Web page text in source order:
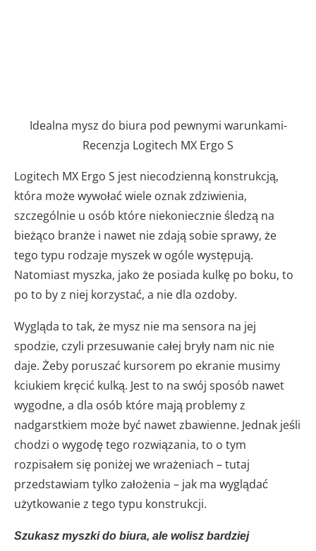
Idealna mysz do biura pod pewnymi warunkami-
Recenzja Logitech MX Ergo S
Logitech MX Ergo S jest niecodzienną konstrukcją,
która może wywołać wiele oznak zdziwienia,
szczególnie u osób które niekoniecznie śledzą na
bieżąco branże i nawet nie zdają sobie sprawy, że
tego typu rodzaje myszek w ogóle występują.
Natomiast myszka, jako że posiada kulkę po boku, to
po to by z niej korzystać, a nie dla ozdoby.
Wygląda to tak, że mysz nie ma sensora na jej
spodzie, czyli przesuwanie całej bryły nam nic nie
daje. Żeby poruszać kursorem po ekranie musimy
kciukiem kręcić kulką. Jest to na swój sposób nawet
wygodne, a dla osób które mają problemy z
nadgarstkiem może być nawet zbawienne. Jednak jeśli
chodzi o wygodę tego rozwiązania, to o tym
rozpisałem się poniżej we wrażeniach – tutaj
przedstawiam tylko założenia – jak ma wyglądać
użytkowanie z tego typu konstrukcji.
Szukasz myszki do biura, ale wolisz bardziej